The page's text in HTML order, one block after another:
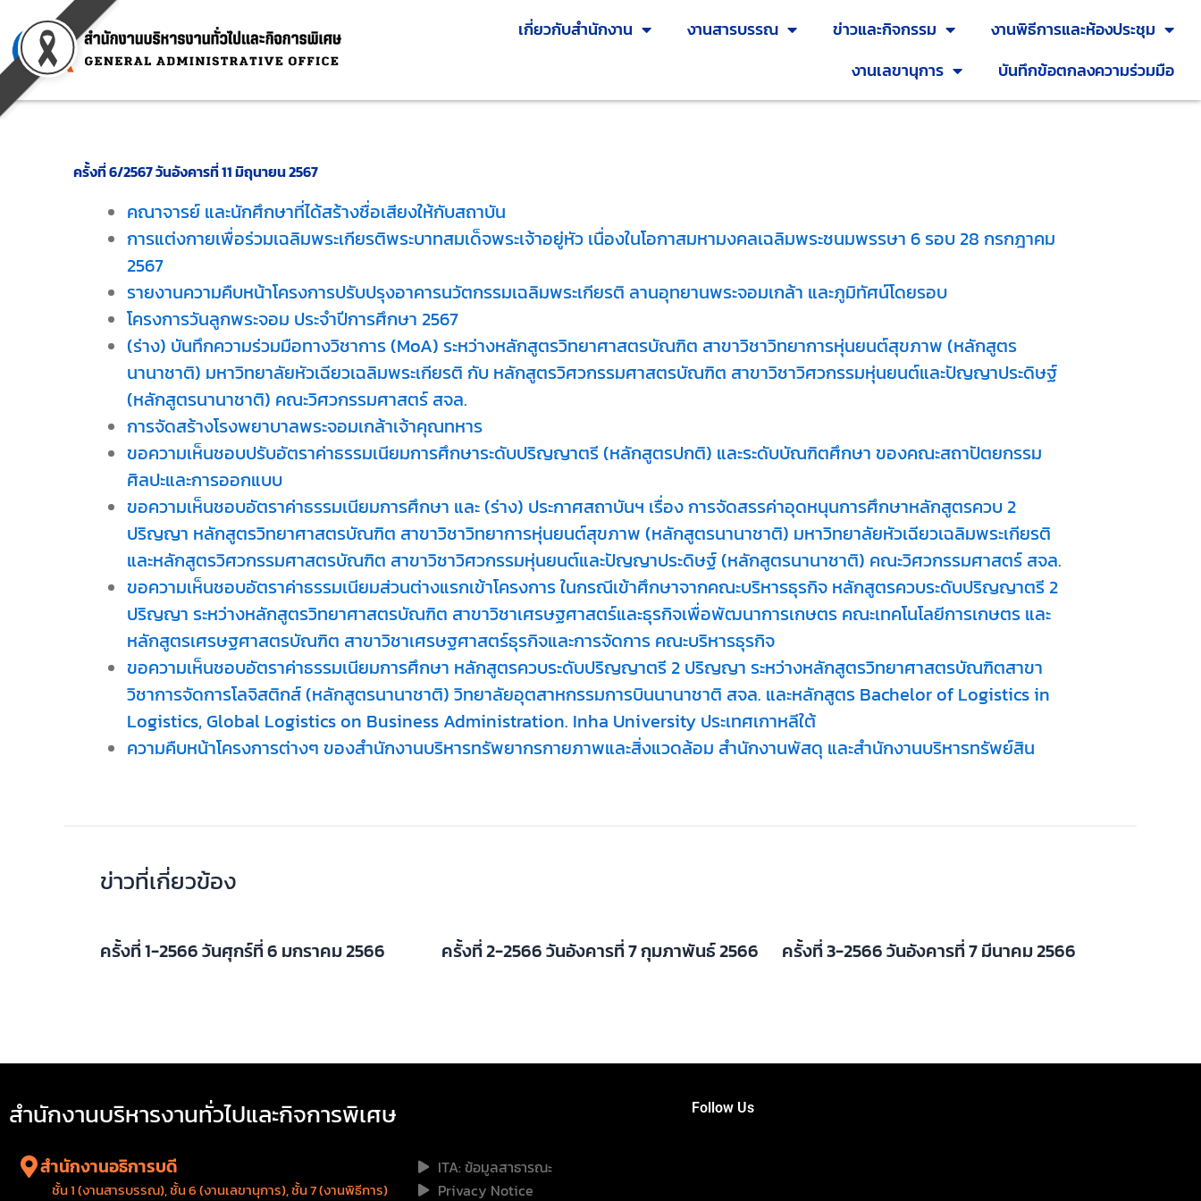
content
เกี่ยวกับสำนักงาน งานสารบรรณ ข่าวและกิจกรรม
งานพิธีการและห้องประชุม
งานเลขานุการ
บันทึกข้อตกลงความร่วมมือ
ครั้งที่ 6/2567 วันอังคารที่ 11 มิถุนายน 2567
คณาจารย์ และนักศึกษาที่ได้สร้างชื่อเสียงให้กับสถาบัน
การแต่งกายเพื่อร่วมเฉลิมพระเกียรติพระบาทสมเด็จพระเจ้าอยู่หัว เนื่องในโอกาสมหามงคลเฉลิมพระชนมพรรษา 6 รอบ 28 กรกฎาคม
2567
รายงานความคืบหน้าโครงการปรับปรุงอาคารนวัตกรรมเฉลิมพระเกียรติ ลานอุทยานพระจอมเกล้า และภูมิทัศน์โดยรอบ
โครงการวันลูกพระจอม ประจำปีการศึกษา 2567
(ร่าง) บันทึกความร่วมมือทางวิชาการ (MoA) ระหว่างหลักสูตรวิทยาศาสตรบัณฑิต สาขาวิชาวิทยาการหุ่นยนต์สุขภาพ (หลักสูตร
นานาชาติ) มหาวิทยาลัยหัวเฉียวเฉลิมพระเกียรติ กับ หลักสูตรวิศวกรรมศาสตรบัณฑิต สาขาวิชาวิศวกรรมหุ่นยนต์และปัญญาประดิษฐ์
(หลักสูตรนานาชาติ) คณะวิศวกรรมศาสตร์ สจล.
การจัดสร้างโรงพยาบาลพระจอมเกล้าเจ้าคุณทหาร
ขอความเห็นชอบปรับอัตราค่าธรรมเนียมการศึกษาระดับปริญญาตรี (หลักสูตรปกติ) และระดับบัณฑิตศึกษา ของคณะสถาปัตยกรรม
ศิลปะและการออกแบบ
ขอความเห็นชอบอัตราค่าธรรมเนียมการศึกษา และ (ร่าง) ประกาศสถาบันฯ เรื่อง การจัดสรรค่าอุดหนุนการศึกษาหลักสูตรควบ 2
ปริญญา หลักสูตรวิทยาศาสตรบัณฑิต สาขาวิชาวิทยาการหุ่นยนต์สุขภาพ (หลักสูตรนานาชาติ) มหาวิทยาลัยหัวเฉียวเฉลิมพระเกียรติ
และหลักสูตรวิศวกรรมศาสตรบัณฑิต สาขาวิชาวิศวกรรมหุ่นยนต์และปัญญาประดิษฐ์ (หลักสูตรนานาชาติ) คณะวิศวกรรมศาสตร์ สจล.
ขอความเห็นชอบอัตราค่าธรรมเนียมส่วนต่างแรกเข้าโครงการ ในกรณีเข้าศึกษาจากคณะบริหารธุรกิจ หลักสูตรควบระดับปริญญาตรี 2
ปริญญา ระหว่างหลักสูตรวิทยาศาสตรบัณฑิต สาขาวิชาเศรษฐศาสตร์และธุรกิจเพื่อพัฒนาการเกษตร คณะเทคโนโลยีการเกษตร และ
หลักสูตรเศรษฐศาสตรบัณฑิต สาขาวิชาเศรษฐศาสตร์ธุรกิจและการจัดการ คณะบริหารธุรกิจ
ขอความเห็นชอบอัตราค่าธรรมเนียมการศึกษา หลักสูตรควบระดับปริญญาตรี 2 ปริญญา ระหว่างหลักสูตรวิทยาศาสตรบัณฑิตสาขา
วิชาการจัดการโลจิสติกส์ (หลักสูตรนานาชาติ) วิทยาลัยอุตสาหกรรมการบินนานาชาติ สจล. และหลักสูตร Bachelor of Logistics in
Logistics, Global Logistics on Business Administration. Inha University ประเทศเกาหลีใต้
ความคืบหน้าโครงการต่างๆ ของสำนักงานบริหารทรัพยากรกายภาพและสิ่งแวดล้อม สำนักงานพัสดุ และสำนักงานบริหารทรัพย์สิน
ข่าวที่เกี่ยวข้อง
ครั้งที่ 1-2566 วันศุกร์ที่ 6 มกราคม 2566 ครั้งที่ 2-2566 วันอังคารที่ 7 กุมภาพันธ์ 2566 ครั้งที่ 3-2566 วันอังคารที่ 7 มีนาคม 2566
สำนักงานบริหารงานทั่วไปและกิจการพิเศษ
สำนักงานอธิการบดี
ชั้น 1 (งานสารบรรณ), ชั้น 6 (งานเลขานุการ), ชั้น 7 (งานพิธีการ)
ITA: ข้อมูลสาธารณะ
Privacy Notice
Follow Us